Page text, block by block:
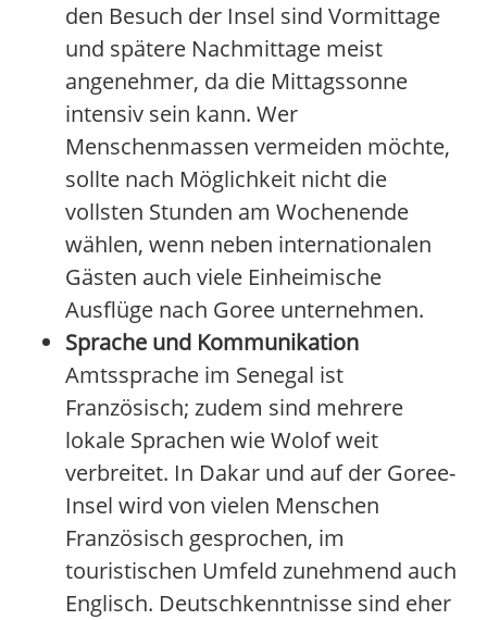
den Besuch der Insel sind Vormittage
und spätere Nachmittage meist
angenehmer, da die Mittagssonne
intensiv sein kann. Wer
Menschenmassen vermeiden möchte,
sollte nach Möglichkeit nicht die
vollsten Stunden am Wochenende
wählen, wenn neben internationalen
Gästen auch viele Einheimische
Ausflüge nach Goree unternehmen.
Sprache und Kommunikation
Amtssprache im Senegal ist
Französisch; zudem sind mehrere
lokale Sprachen wie Wolof weit
verbreitet. In Dakar und auf der Goree-
Insel wird von vielen Menschen
Französisch gesprochen, im
touristischen Umfeld zunehmend auch
Englisch. Deutschkenntnisse sind eher